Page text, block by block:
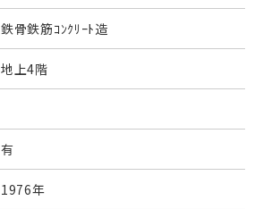
鉄骨鉄筋ｺﾝｸﾘｰﾄ造
地上4階
有
1976年